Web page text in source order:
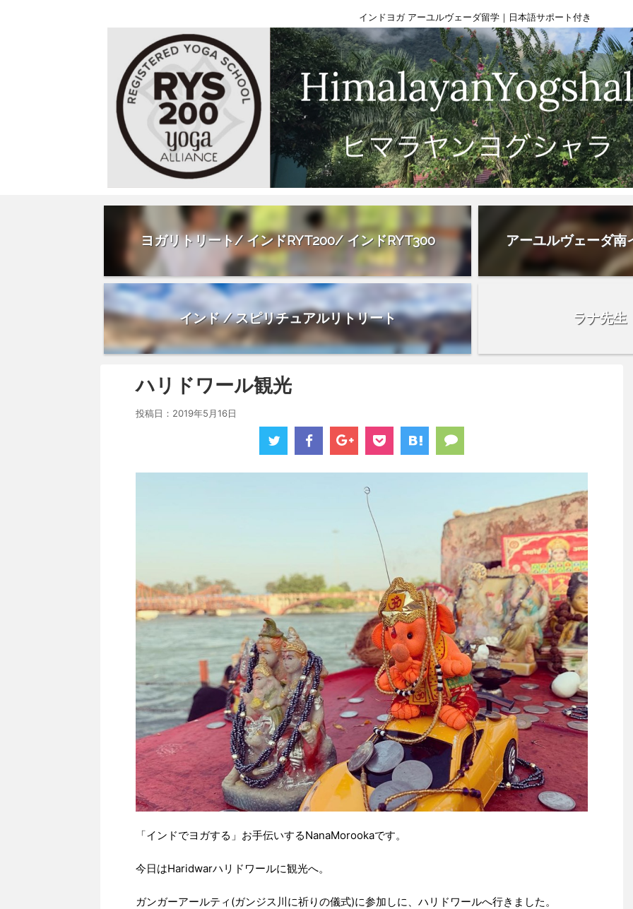
インドヨガ アーユルヴェーダ留学｜日本語サポート付き
ヨガリトリート/ インドRYT200/ インドRYT300 アーユルヴェーダ南
インド / スピリチュアルリトリート ラナ先
ハリドワール観光
投稿日： 2019年5月16日
「インドでヨガする」お手伝いするNanaMorookaです。
今日はHaridwarハリドワールに観光へ。
ガンガーアールティ(ガンジス川に祈りの儀式)に参加しに、ハリドワールへ行きました。